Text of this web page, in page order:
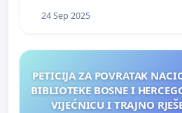
24 Sep 2025
PETICIJA ZA POVRATAK
BIBLIOTEKE BOSNE I
VIJEĆNICU I TRAJNO